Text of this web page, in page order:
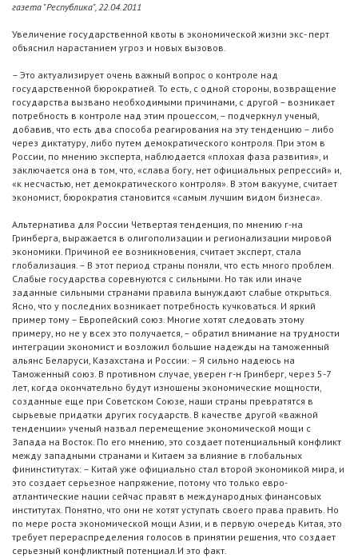
газета "Республика", 22.04.2011
Увеличение государственной квоты в экономической жизни экс- перт
объяснил нарастанием угроз и новых вызовов.
– Это актуализирует очень важный вопрос о контроле над
государственной бюрократией. То есть, с одной стороны, возвращение
государства вызвано необходимыми причинами, с другой – возникает
потребность в контроле над этим процессом, – подчеркнул ученый,
добавив, что есть два способа реагирования на эту тенденцию – либо
через диктатуру, либо путем демократического контроля. При этом в
России, по мнению эксперта, наблюдается «плохая фаза развития», и
заключается она в том, что, «слава богу, нет официальных репрессий» и,
«к несчастью, нет демократического контроля». В этом вакууме, считает
экономист, бюрократия становится «самым лучшим видом бизнеса».
Альтернатива для России Четвертая тенденция, по мнению г-на
Гринберга, выражается в олигополизации и регионализации мировой
экономики. Причиной ее возникновения, считает эксперт, стала
глобализация. – В этот период страны поняли, что есть много проблем.
Слабые государства соревнуются с сильными. Но так или иначе
заданные сильными странами правила вынуждают слабые открыться.
Ясно, что у последних возникает потребность кучковаться. И яркий
пример тому – Европейский союз. Многие хотят следовать этому
примеру, но не у всех это получается, – обратил внимание на трудности
интеграции экономист и возложил большие надежды на таможенный
альянс Беларуси, Казахстана и России: – Я сильно надеюсь на
Таможенный союз. В противном случае, уверен г-н Гринберг, через 5-7
лет, когда окончательно будут изношены экономические мощности,
созданные еще при Советском Союзе, наши страны превратятся в
сырьевые придатки других государств. В качестве другой «важной
тенденции» ученый назвал перемещение экономической мощи с
Запада на Восток. По его мнению, это создает потенциальный конфликт
между западными странами и Китаем за влияние в глобальных
фининститутах: – Китай уже официально стал второй экономикой мира, и
это создает серьезное напряжение, потому что только евро-
атлантические нации сейчас правят в международных финансовых
институтах. Понятно, что они не хотят уступать своего права править. Но
по мере роста экономической мощи Азии, и в первую очередь Китая, это
требует перераспределения голосов в принятии решения, что создает
серьезный конфликтный потенциал.И это факт.